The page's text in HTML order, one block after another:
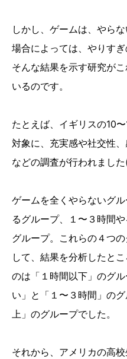
しかし、ゲームは、やら
場合によっては、やりすぎ
そんな結果を示す研究が
いるのです。
たとえば、イギリスの10
対象に、充実感や社交性
などの調査が行われました
ゲームを全くやらないグ
るグループ、１〜３時間
グループ。これらの４つ
して、結果を分析したと
のは「１時間以下」のグ
い」と「１〜３時間」の
上」のグループでした。
それから、アメリカの高